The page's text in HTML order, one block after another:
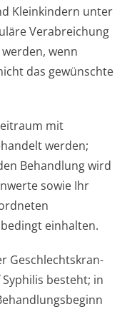
Kleinkindern unter
Verabreichung
wenn
das gewünschte
mit
werden;
Behandlung wird
sowie Ihr
einhalten.
Geschlechtskran­
besteht; in